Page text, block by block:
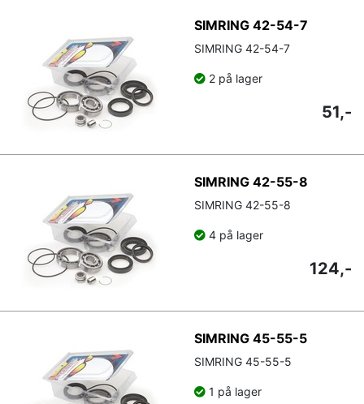
SIMRING 42-54-7
SIMRING 42-54-7
2 på lager
51,-
SIMRING 42-55-8
SIMRING 42-55-8
4 på lager
124,-
SIMRING 45-55-5
SIMRING 45-55-5
1 på lager